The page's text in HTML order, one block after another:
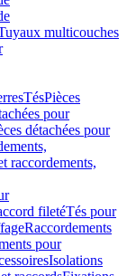
multicouches
TésPièces
pour
détachées pour
raccordements,
filetéTés pour
Raccordements
pour
Isolations